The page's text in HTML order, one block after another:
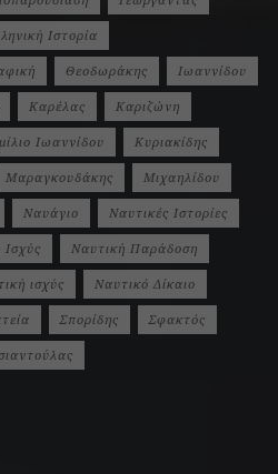
Ιστορία
Θεοδωράκης Ιωαννίδου
Καρέλας Καριζώνη
Ιωαννίδου Κυριακίδης
Μαραγκουδάκης Μιχαηλίδου
Ναυάγιο Ναυτικές Ιστορίες
Ναυτική Παράδοση
ισχύς Ναυτικό Δίκαιο
Σπορίδης Σφακτός